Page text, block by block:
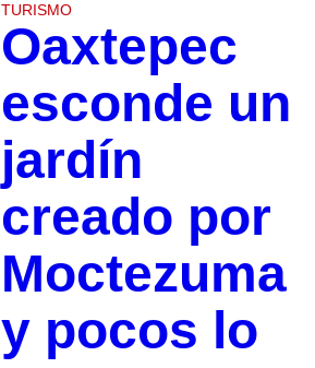
TURISMO
Oaxtepec
esconde un
jardín
creado por
Moctezuma
y pocos lo